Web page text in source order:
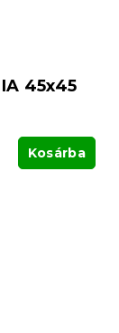
45x45
Kosárba